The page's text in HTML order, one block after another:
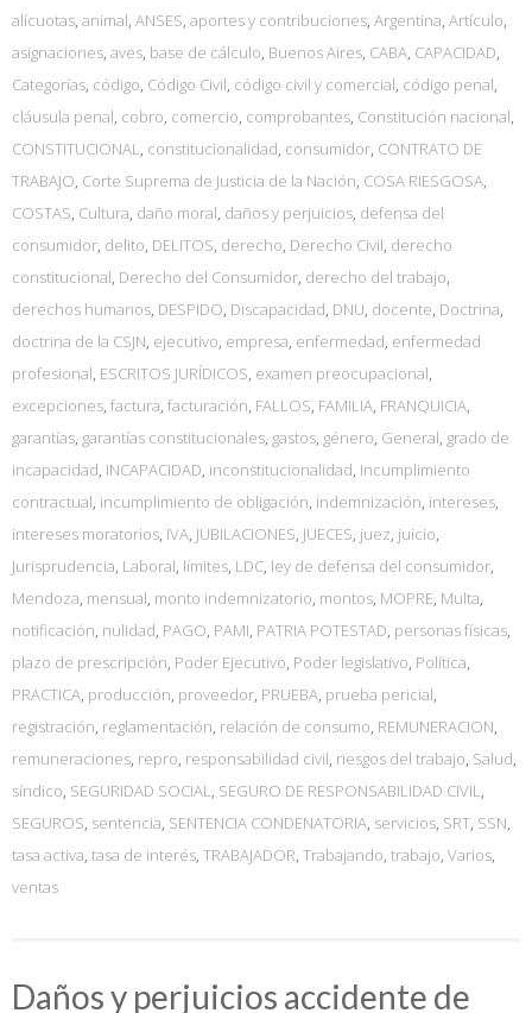
alícuotas, animal, ANSES, aportes y contribuciones, Argentina, Artículo,
asignaciones, aves, base de cálculo, Buenos Aires, CABA, CAPACIDAD,
Categorías, código, Código Civil, código civil y comercial, código penal,
cláusula penal, cobro, comercio, comprobantes, Constitución nacional,
CONSTITUCIONAL, constitucionalidad, consumidor, CONTRATO DE
TRABAJO, Corte Suprema de Justicia de la Nación, COSA RIESGOSA,
COSTAS, Cultura, daño moral, daños y perjuicios, defensa del
consumidor, delito, DELITOS, derecho, Derecho Civil, derecho
constitucional, Derecho del Consumidor, derecho del trabajo,
derechos humanos, DESPIDO, Discapacidad, DNU, docente, Doctrina,
doctrina de la CSJN, ejecutivo, empresa, enfermedad, enfermedad
profesional, ESCRITOS JURÍDICOS, examen preocupacional,
excepciones, factura, facturación, FALLOS, FAMILIA, FRANQUICIA,
garantías, garantías constitucionales, gastos, género, General, grado de
incapacidad, INCAPACIDAD, inconstitucionalidad, Incumplimiento
contractual, incumplimiento de obligación, indemnización, intereses,
intereses moratorios, IVA, JUBILACIONES, JUECES, juez, juicio,
Jurisprudencia, Laboral, límites, LDC, ley de defensa del consumidor,
Mendoza, mensual, monto indemnizatorio, montos, MOPRE, Multa,
notificación, nulidad, PAGO, PAMI, PATRIA POTESTAD, personas físicas,
plazo de prescripción, Poder Ejecutivo, Poder legislativo, Política,
PRACTICA, producción, proveedor, PRUEBA, prueba pericial,
registración, reglamentación, relación de consumo, REMUNERACION,
remuneraciones, repro, responsabilidad civil, riesgos del trabajo, Salud,
síndico, SEGURIDAD SOCIAL, SEGURO DE RESPONSABILIDAD CIVIL,
SEGUROS, sentencia, SENTENCIA CONDENATORIA, servicios, SRT, SSN,
tasa activa, tasa de interés, TRABAJADOR, Trabajando, trabajo, Varios,
ventas
Daños y perjuicios accidente de